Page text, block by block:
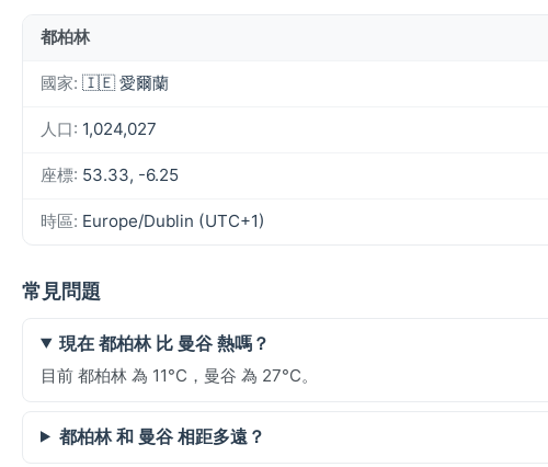
都柏林
國家: 🇮🇪 愛爾蘭
人口: 1,024,027
座標: 53.33, -6.25
時區: Europe/Dublin (UTC+1)
常見問題
現在 都柏林 比 曼谷 熱嗎？
目前 都柏林 為 11°C，曼谷 為 27°C。
都柏林 和 曼谷 相距多遠？